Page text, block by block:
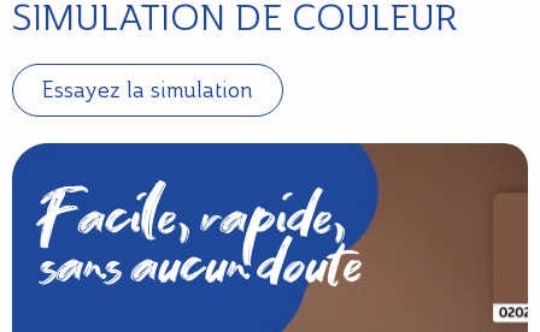
SIMULATION DE COULEUR
Essayez la simulation
Facile, rapide,
sans aucun doute